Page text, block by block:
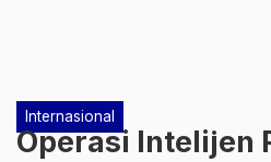
Internasional
Operasi Intelijen